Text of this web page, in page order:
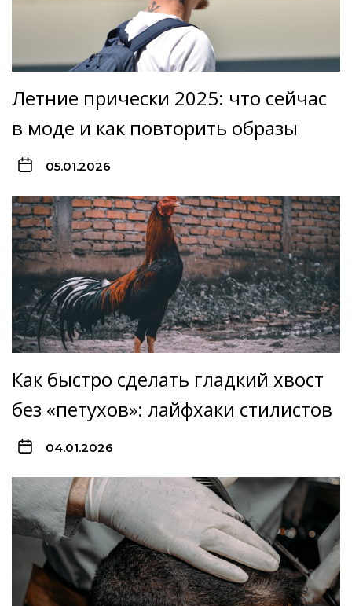
Летние прически 2025: что сейчас
в моде и как повторить образы
05.01.2026
Как быстро сделать гладкий хвост
без «петухов»: лайфхаки стилистов
04.01.2026